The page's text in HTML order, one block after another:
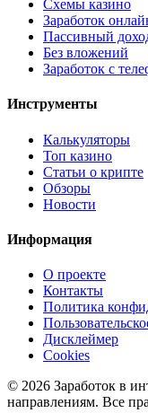
Схемы казино
Заработок
Пассивный
Без вложений
Заработок с
Инструменты
Калькуляторы
Топ казино
Статьи о крипте
Обзоры
Новости
Информация
О проекте
Контакты
Политика
Дисклеймер
Cookies
© 2026 Заработок в
направлениям. Все